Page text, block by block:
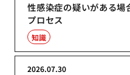
性感染症の疑いがある
プロセス
知識
2026.07.30